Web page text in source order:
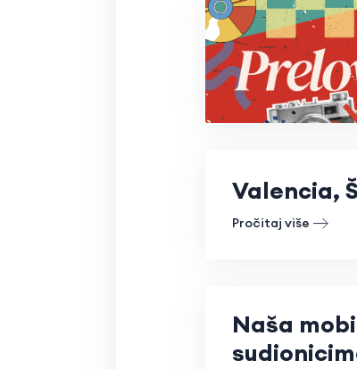
Valencia,
Pročitaj više
Naša